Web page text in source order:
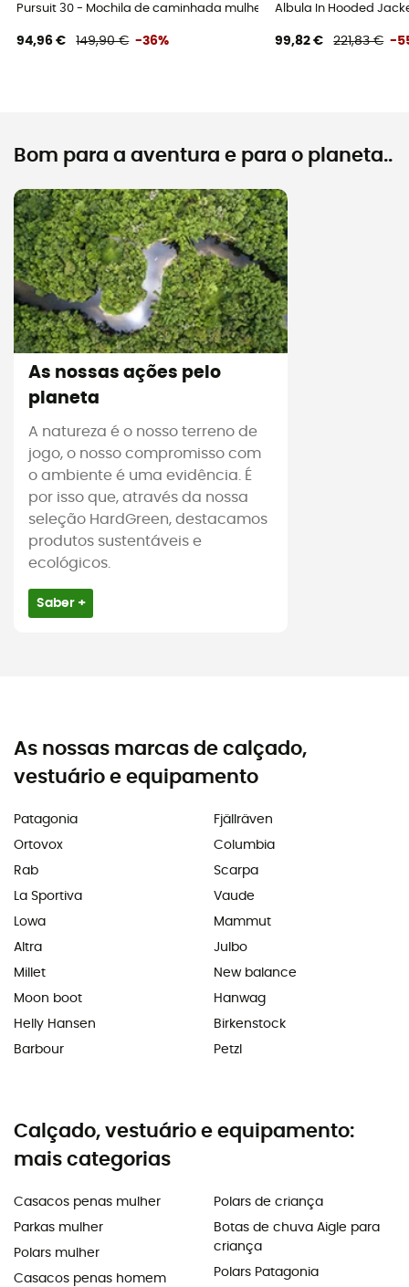
Pursuit 30 - Mochila de caminhada mulher
94,96 € 149,90 € -36%
Albula In Hooded
99,82 € 221,83 € -
Bom para a aventura e para o planeta..
As nossas ações pelo
planeta
A natureza é o nosso terreno de
jogo, o nosso compromisso com
o ambiente é uma evidência. É
por isso que, através da nossa
seleção HardGreen, destacamos
produtos sustentáveis e
ecológicos.
Saber +
As nossas marcas de calçado,
vestuário e equipamento
Patagonia
Ortovox
Rab
La Sportiva
Lowa
Altra
Millet
Moon boot
Helly Hansen
Barbour
Fjällräven
Columbia
Scarpa
Vaude
Mammut
Julbo
New balance
Hanwag
Birkenstock
Petzl
Calçado, vestuário e equipamento:
mais categorias
Casacos penas mulher
Parkas mulher
Polars mulher
Casacos penas homem
Polars de criança
Botas de chuva Aigle para
criança
Polars Patagonia